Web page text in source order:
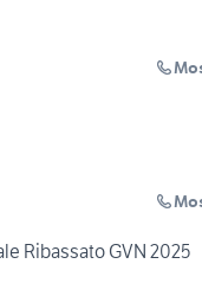
Ribassato GVN 2025